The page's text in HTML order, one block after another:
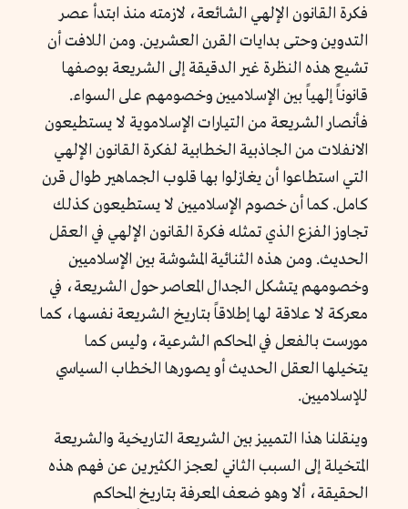
فكرة القانون الإلهي الشائعة، لازمته منذ ابتدأ عصر
التدوين وحتى بدايات القرن العشرين. ومن اللافت أن
تشيع هذه النظرة غير الدقيقة إلى الشريعة بوصفها
قانوناً إلهياً بين الإسلاميين وخصومهم على السواء.
فأنصار الشريعة من التيارات الإسلاموية لا يستطيعون
الانفلات من الجاذبية الخطابية لفكرة القانون الإلهي
التي استطاعوا أن يغازلوا بها قلوب الجماهير طوال قرن
كامل. كما أن خصوم الإسلاميين لا يستطيعون كذلك
تجاوز الفزع الذي تمثله فكرة القانون الإلهي في العقل
الحديث. ومن هذه الثنائية المشوشة بين الإسلاميين
وخصومهم يتشكل الجدال المعاصر حول الشريعة، في
معركة لا علاقة لها إطلاقاً بتاريخ الشريعة نفسها، كما
مورست بالفعل في المحاكم الشرعية، وليس كما
يتخيلها العقل الحديث أو يصورها الخطاب السياسي
للإسلاميين.
وينقلنا هذا التمييز بين الشريعة التاريخية والشريعة
المتخيلة إلى السبب الثاني لعجز الكثيرين عن فهم هذه
الحقيقة، ألا وهو ضعف المعرفة بتاريخ المحاكم